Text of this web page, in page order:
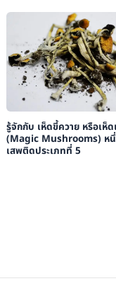
รู้จักกับ เห็ดขี้ควาย หรือเห็ด
(Magic Mushrooms) หนึ่
เสพติดประเภทที่ 5